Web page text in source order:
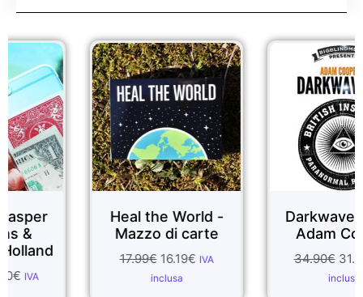
Heal the World -
Mazzo di carte
16.19€ IVA
Darkwave ESP di
Adam Cooper
31.41€ IVA